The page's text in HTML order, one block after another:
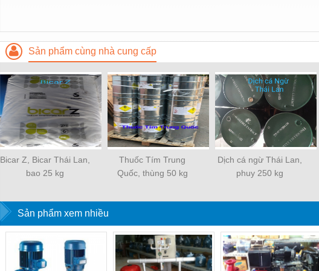
Sản phẩm cùng nhà cung cấp
Bicar Z, Bicar Thái Lan,
bao 25 kg
Thuốc Tím Trung
Quốc, thùng 50 kg
Dịch cá ngừ Thái Lan,
phuy 250 kg
Sản phẩm xem nhiều